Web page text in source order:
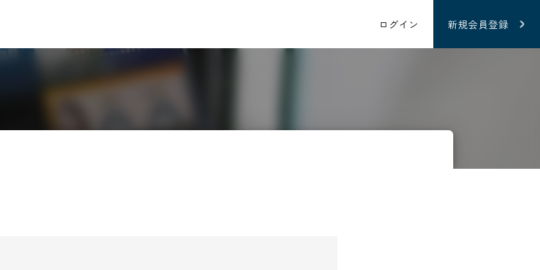
ログイン 新規会員登録